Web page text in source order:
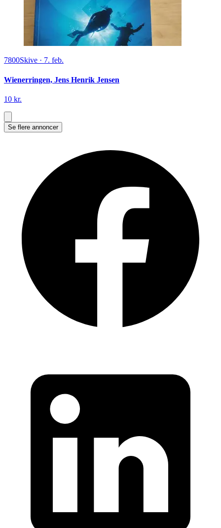
7800Skive · 7. feb.
Wienerringen, Jens Henrik Jensen
10 kr.
Se flere annoncer